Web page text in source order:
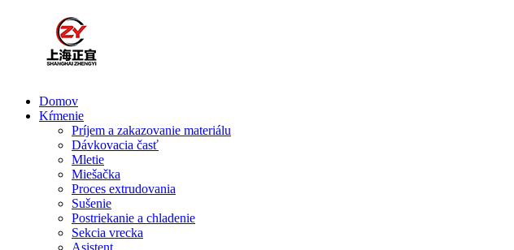
Domov
Kŕmenie
Príjem a zakazovanie materiálu
Dávkovacia časť
Mletie
Miešačka
Proces extrudovania
Sušenie
Postriekanie a chladenie
Sekcia vrecka
Asistent